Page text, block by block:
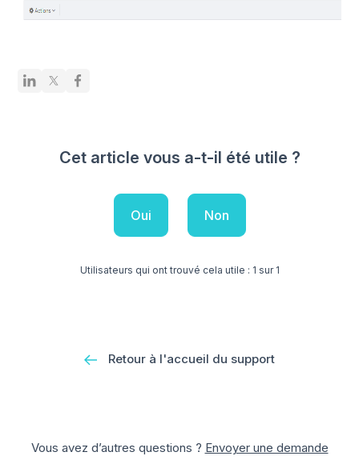
Cet article vous a-t-il été utile ?
Oui Non
Utilisateurs qui ont trouvé cela utile : 1 sur 1
Retour à l'accueil du support
Vous avez d’autres questions ? Envoyer une demande